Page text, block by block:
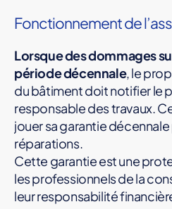
Fonctionnement de
Lorsque des dommages
période décennale, le
du bâtiment doit notifier le
responsable des travaux.
jouer sa garantie
réparations.
Cette garantie est une
les professionnels de la
leur responsabilité